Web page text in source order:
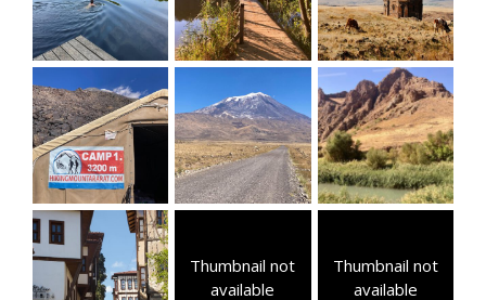
Thumbnail not
available
Thumbnail not
available